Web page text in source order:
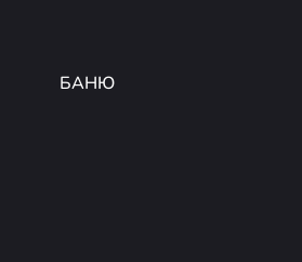
БАНЮ